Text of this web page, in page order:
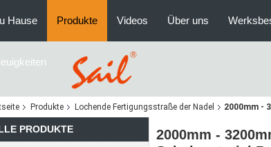
Hause Produkte Videos Über uns
Produkte Lochende Fertigungsstraße der Nadel 2000mm -
PRODUKTE
2000mm -